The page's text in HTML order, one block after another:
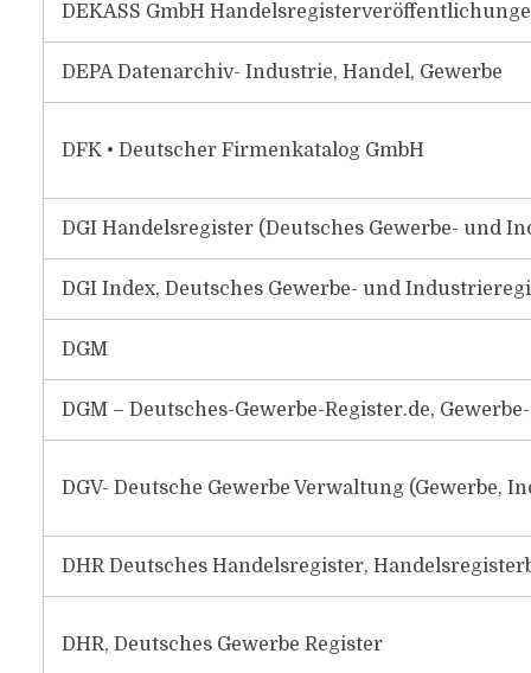
DEKASS GmbH
DEPA Datenarchiv- Industrie, Handel, Gewerbe
DFK • Deutscher Firmenkatalog GmbH
DGI Handelsregister (Deutsches Gewerbe- und
DGI Index, Deutsches Gewerbe- und
DGM
DGM – Deutsches-Gewerbe-Register.de,
DGV- Deutsche Gewerbe Verwaltung (Gewerbe,
DHR Deutsches Handelsregister,
DHR, Deutsches Gewerbe Register